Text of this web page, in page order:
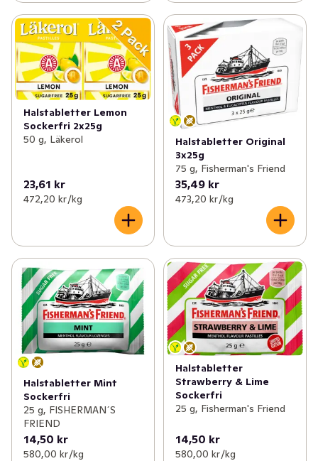
Halstabletter Lemon
Sockerfri 2x25g
50 g, Läkerol
23,61 kr
472,20 kr /kg
Halstabletter Original
3x25g
75 g, Fisherman's Friend
35,49 kr
473,20 kr /kg
Halstabletter Mint
Sockerfri
25 g, FISHERMAN´S
FRIEND
14,50 kr
580,00 kr /kg
Halstabletter
Strawberry & Lime
Sockerfri
25 g, Fisherman's Friend
14,50 kr
580,00 kr /kg